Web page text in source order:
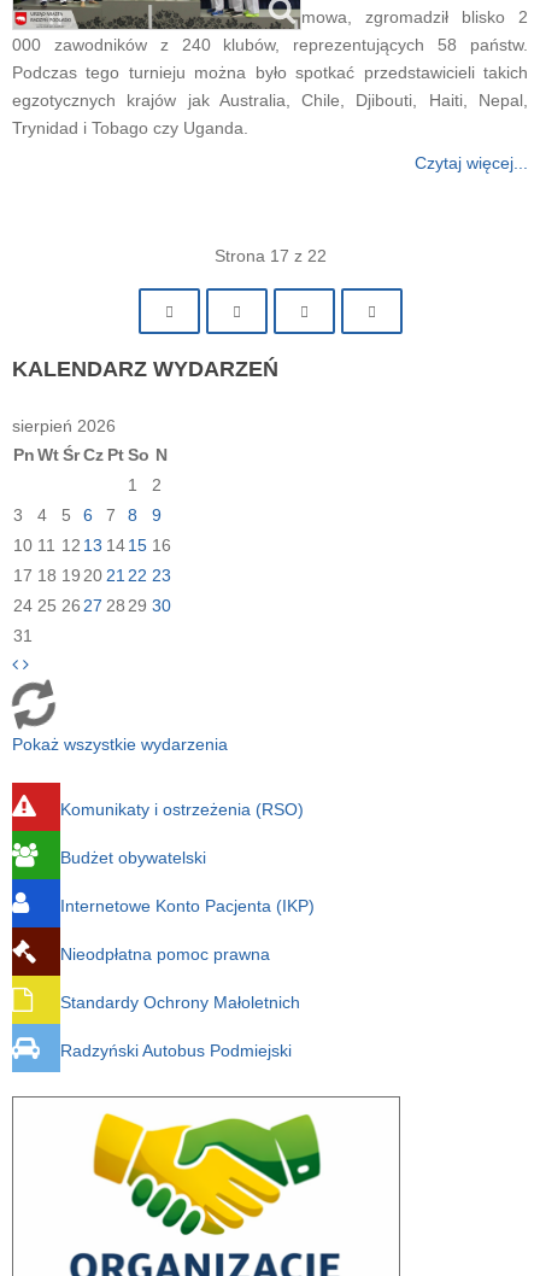
mowa, zgromadził blisko 2
000 zawodników z 240 klubów, reprezentujących 58 państw.
Podczas tego turnieju można było spotkać przedstawicieli takich
egzotycznych krajów jak Australia, Chile, Djibouti, Haiti, Nepal,
Trynidad i Tobago czy Uganda.
Czytaj więcej...
Strona 17 z 22
KALENDARZ WYDARZEŃ
sierpień 2026
PnWtŚrCz PtSo N
1
2
3
4 5 6 7 8
9
10 11 12 13 1415 16
17 18 19 20 21 22 23
24 25 26 27 28 29 30
31
Pokaż wszystkie wydarzenia
Komunikaty i ostrzeżenia (RSO)
Budżet obywatelski
Internetowe Konto Pacjenta (IKP)
Nieodpłatna pomoc prawna
Standardy Ochrony Małoletnich
Radzyński Autobus Podmiejski